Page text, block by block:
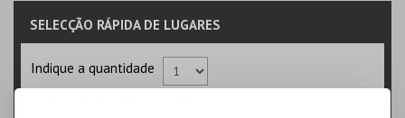
SELECÇÃO RÁPIDA DE LUGARES
Indique a quantidade